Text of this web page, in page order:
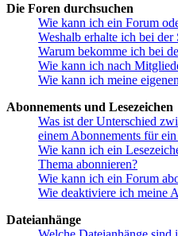
Die Foren durchsuchen
Wie kann ich ein Forum
Weshalb erhalte ich bei der
Warum bekomme ich bei
Wie kann ich nach
Wie kann ich meine
Abonnements und Lesezeichen
Was ist der Unterschied
einem Abonnements für
Wie kann ich ein
Thema abonnieren?
Wie kann ich ein Forum
Wie deaktiviere ich meine
Dateianhänge